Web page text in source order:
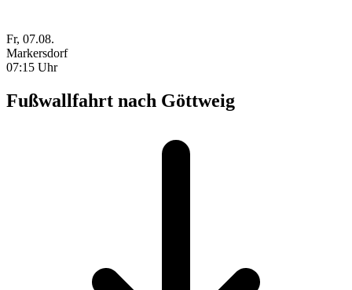
Fr, 07.08.
Markersdorf
07:15 Uhr
Fußwallfahrt nach Göttweig